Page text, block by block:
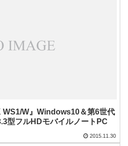
WS1/W』Windows10＆第6世代
型フルHDモバイルノートPC
2015.11.30